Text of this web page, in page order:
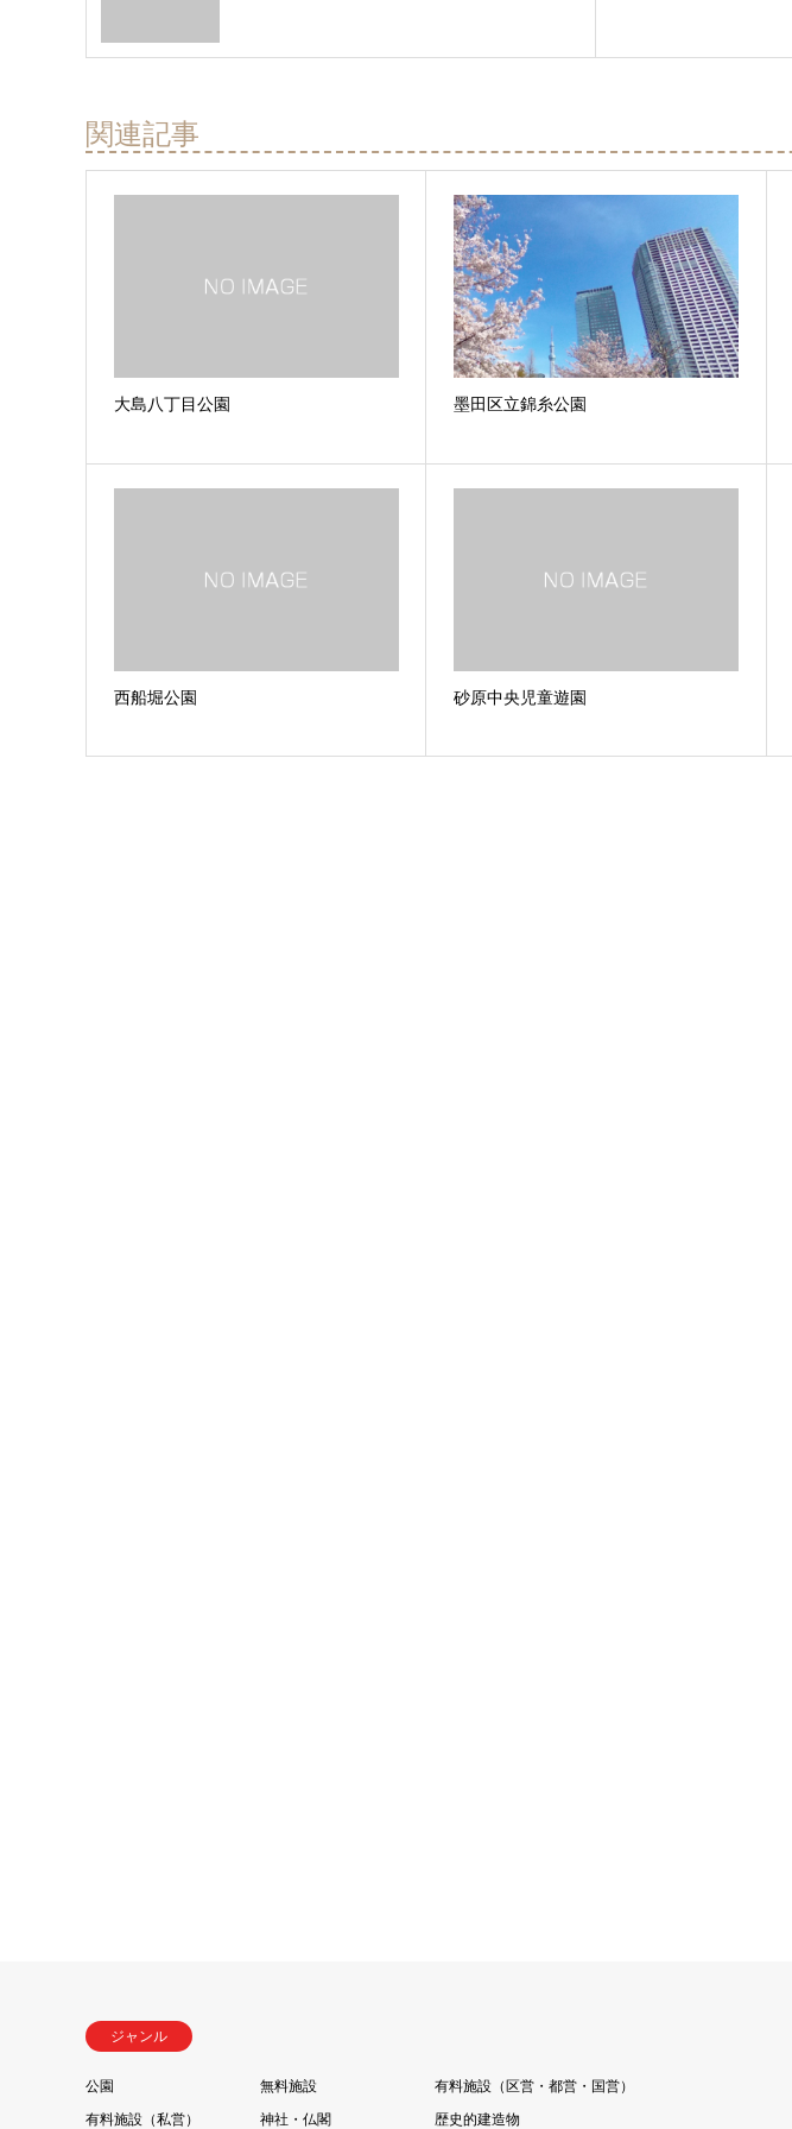
関連記事
大島八丁目公園 墨田区立錦糸公園
西船堀公園 砂原中央児童遊園
ジャンル
公園 無料施設
有料施設（区営・都営・国営）
有料施設（私営）
神社・仏閣 歴史的建造物